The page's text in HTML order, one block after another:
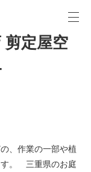
剪定屋空
、作業の一部や植
す。 三重県のお庭